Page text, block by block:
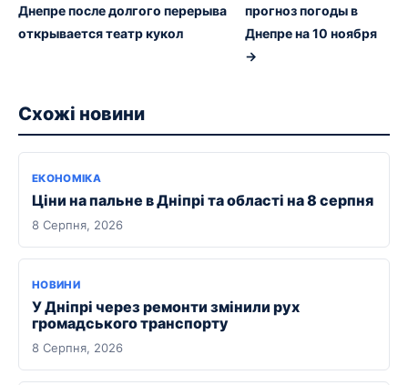
Днепре после долгого перерыва
открывается театр кукол
прогноз погоды в
Днепре на 10 ноября
→
Схожі новини
ЕКОНОМІКА
Ціни на пальне в Дніпрі та області на 8 серпня
8 Серпня, 2026
НОВИНИ
У Дніпрі через ремонти змінили рух
громадського транспорту
8 Серпня, 2026